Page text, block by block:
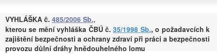
VYHLÁŠKA č. 485/2006 Sb.,
kterou se mění vyhláška ČBÚ č.35/1998 Sb., o požadavcích k
zajištění bezpečnosti a ochrany zdraví při práci a bezpečnosti
provozu důlní dráhy hnědouhelného lomu